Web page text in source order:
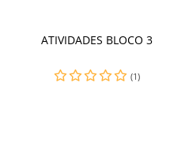
ATIVIDADES BLOCO 3
(1)